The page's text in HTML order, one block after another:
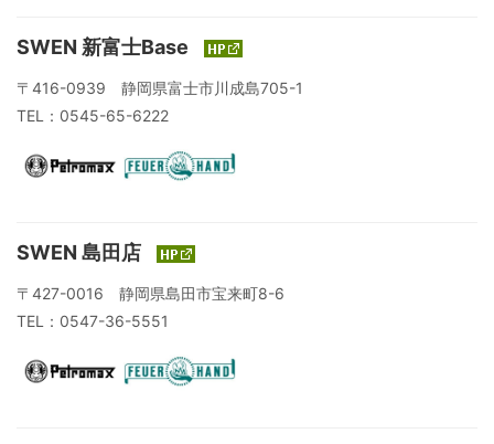
SWEN 新富士Base
〒416-0939 静岡県富士市川成島705-1
TEL：0545-65-6222
SWEN 島田店
〒427-0016 静岡県島田市宝来町8-6
TEL：0547-36-5551